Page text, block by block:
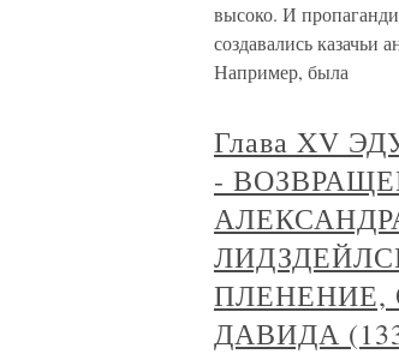
высоко. И
создавались казачьи
Например, была
Глава XV
-
ПЛЕНЕНИЕ,
ДАВИДА